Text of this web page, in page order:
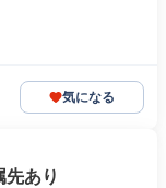
気になる
先あり